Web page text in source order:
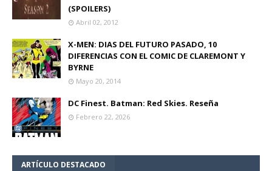
(SPOILERS)
Abril 02, 2012
X-MEN: DIAS DEL FUTURO PASADO, 10
DIFERENCIAS CON EL COMIC DE CLAREMONT Y
BYRNE
Mayo 20, 2014
DC Finest. Batman: Red Skies. Reseña
Febrero 22, 2026
ARTÍCULO DESTACADO